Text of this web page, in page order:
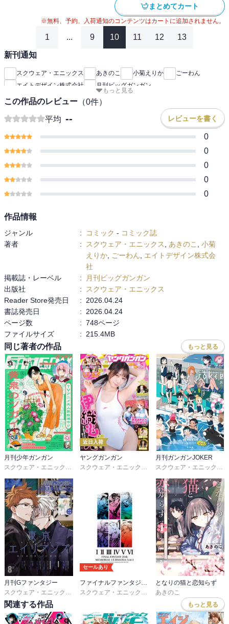
まとめてカート
※無料、予約、入荷通知のコンテンツはカートに追加されません。
1 ... 9 10 11 12 13
新刊通知
スクウェア・エニックス あきのこ 小菊えりか
ごーわん
エイトデザイン株式会社
月刊ビッグガンガン
もっと見る
この作品のレビュー （0件）
平均 -- レビューを書く
0
0
0
0
0
作品情報
ジャンル : コミック - コミック誌
著者
: スクウェア・エニックス あきのこ
小菊
えりか
ごーわん
エイトデザイン株式会
社
掲載誌・レーベル
:
月刊ビッグガンガン
出版社
:
スクウェア・エニックス
Reader Store発売日
:
2026.04.24
書誌発売日
:
2026.04.24
ページ数
: 748ページ
ファイルサイズ
: 215.4MB
同じ著者の作品 もっと見る
月刊少年ガンガン
スクウェア・エニックス
荒川弘,鷹嶋大輔,葵梅太郎 河添太一
近日入荷
ヤングガンガン
スクウェア・エニックス
藤原カムイ,堀井雄二,瀬戸
月刊ガンガンJOKER
スクウェア・エニックス
月刊Gファンタジー
友麻碧,雨壱絵穹, 夏西七 佐島勤
セールあり
スタジオベントスタッフ
となりの猫と恋知らず
あきのこ
関連する作品 もっと見る